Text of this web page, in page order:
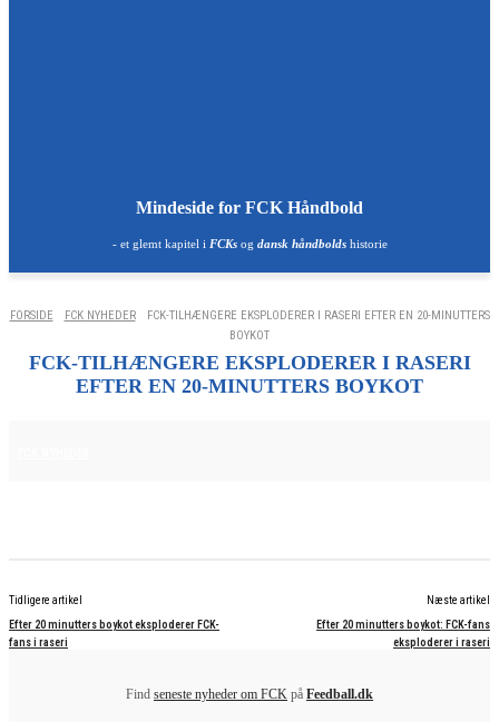
Mindeside for FCK Håndbold
- et glemt kapitel i FCKsog dansk håndboldshistorie
FORSIDE FCK NYHEDER
FCK-TILHÆNGERE EKSPLODERER I RASERI EFTER EN 20-MINUTTERS
BOYKOT
FCK-TILHÆNGERE EKSPLODERER I RASERI
EFTER EN 20-MINUTTERS BOYKOT
Tidligere artikel
Efter 20 minutters boykot eksploderer FCK-
fans i raseri
Næste artikel
Efter 20 minutters boykot: FCK-fans
eksploderer i raseri
Find seneste nyheder om FCK på Feedball.dk